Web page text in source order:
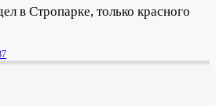
в Стропарке, только красного